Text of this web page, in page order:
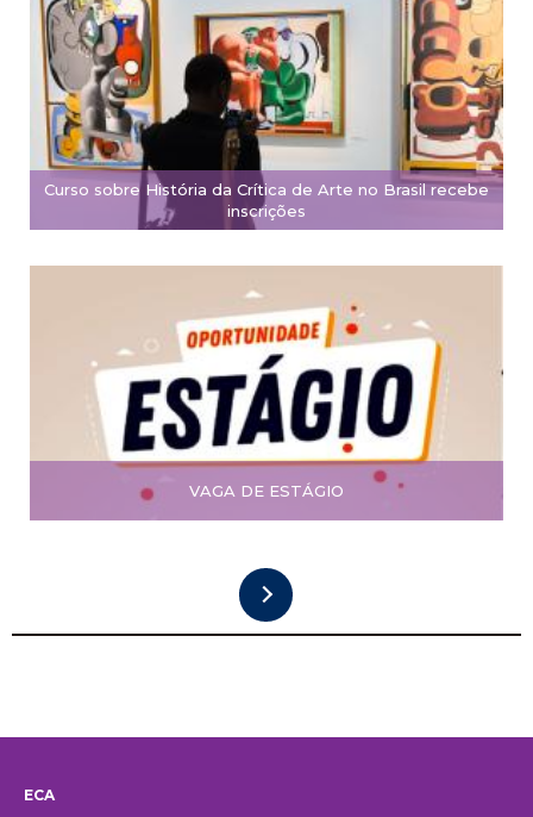
Curso sobre História da Crítica de Arte no Brasil recebe
inscrições
VAGA DE ESTÁGIO
ECA